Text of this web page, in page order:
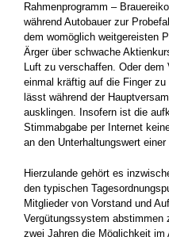
Rahmenprogramm –
während Autobauer zur
dem womöglich weitgereisten
Ärger über schwache
Luft zu verschaffen. Oder
einmal kräftig auf die Finger
lässt während der
ausklingen. Insofern ist die
Stimmabgabe per Internet
an den Unterhaltungswert
Hierzulande gehört es
den typischen
Mitglieder von Vorstand und
Vergütungssystem abstimmen
zwei Jahren die Möglichkeit